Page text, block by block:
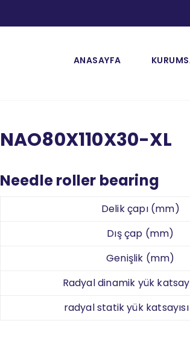
ANASAYFA
NAO80X110X30-XL
Needle roller bearing
Delik çapı (mm)
Dış çap (mm)
Genişlik (mm)
Radyal dinamik yük
radyal statik yük